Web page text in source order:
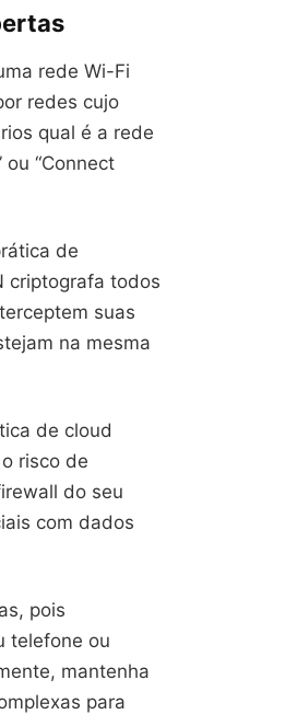
rede Wi-Fi
redes cujo
qual é a rede
“Connect
de
criptografa todos
suas
na mesma
de cloud
risco de
do seu
com dados
pois
telefone ou
mantenha
para